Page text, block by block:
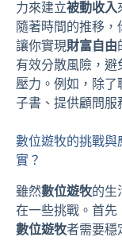
力來建立被動收入
隨著時間的推移，
讓你實現財富自由
有效分散風險，避
壓力。例如，除
子書、提供顧問服
數位遊牧的挑戰與
實？
雖然數位遊牧的生
在一些挑戰。首先
數位遊牧者需要穩